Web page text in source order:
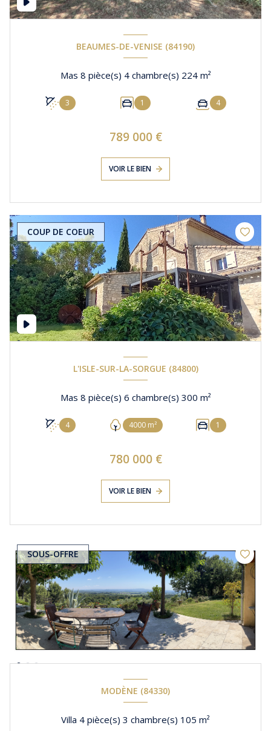
BEAUMES-DE-VENISE (84190)
Mas 8 pièce(s) 4 chambre(s) 224 m²
3 1 4
789 000 €
VOIR LE BIEN
COUP DE COEUR
L'ISLE-SUR-LA-SORGUE (84800)
Mas 8 pièce(s) 6 chambre(s) 300 m²
4 4000 m² 1
780 000 €
VOIR LE BIEN
SOUS-OFFRE
MODÈNE (84330)
Villa 4 pièce(s) 3 chambre(s) 105 m²